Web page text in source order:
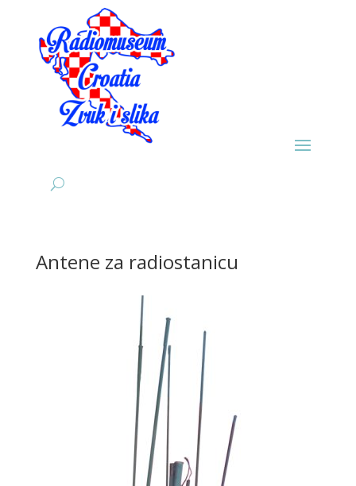
Antene za radiostanicu